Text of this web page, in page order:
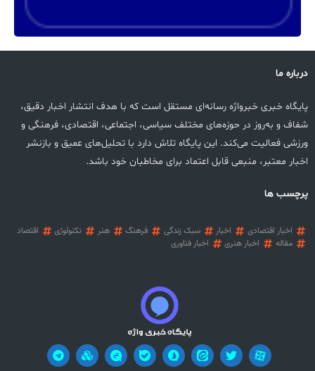
درباره ما
پایگاه خبری خبرواژه رسانه‌ای مستقل است که با هدف انتشار اخبار دقیق،
شفاف و به‌روز در حوزه‌های مختلف سیاسی، اجتماعی، اقتصادی، فرهنگی و
ورزشی فعالیت می‌کند. این پایگاه تلاش دارد با تحلیل‌های عمیق و بازنشر
اخبار معتبر، منبعی قابل اعتماد برای مخاطبان خود باشد.
پرچسب ها
اخبار اقتصادی اخبار سبک زندگی فرهنگ هنر تکنولوژی
اقتصاد
مقاله
اخبار هنری اخبار فناوری